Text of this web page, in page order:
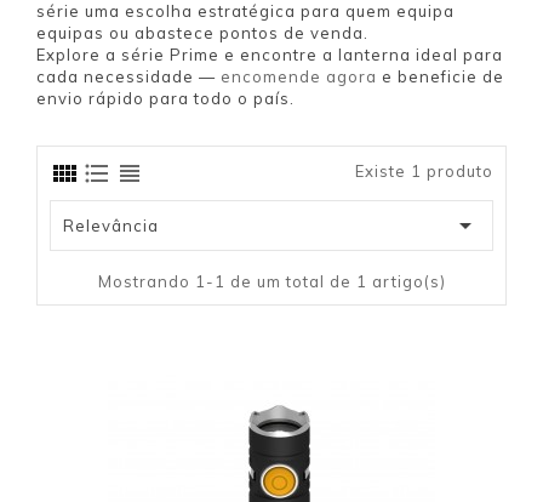
série uma escolha estratégica para quem equipa
equipas ou abastece pontos de venda.
Explore a série Prime e encontre a lanterna ideal para
cada necessidade — encomende agora e beneficie de
envio rápido para todo o país.
Existe 1 produto
Relevância 
Mostrando 1-1 de um total de 1 artigo(s)